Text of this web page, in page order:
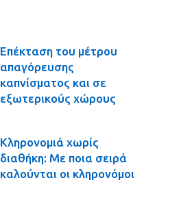
Επέκταση του μέτρου
απαγόρευσης
καπνίσματος και σε
εξωτερικούς χώρους
Κληρονομιά χωρίς
διαθήκη: Με ποια σειρά
καλούνται οι κληρονόμοι